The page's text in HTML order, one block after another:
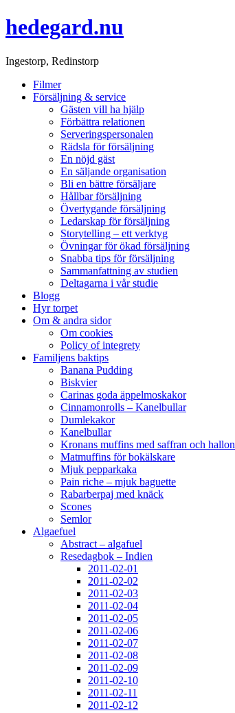
hedegard.nu
Ingestorp, Redinstorp
Filmer
Försäljning & service
Gästen vill ha hjälp
Förbättra relationen
Serveringspersonalen
Rädsla för försäljning
En nöjd gäst
En säljande organisation
Bli en bättre försäljare
Hållbar försäljning
Övertygande försäljning
Ledarskap för försäljning
Storytelling – ett verktyg
Övningar för ökad försäljning
Snabba tips för försäljning
Sammanfattning av studien
Deltagarna i vår studie
Blogg
Hyr torpet
Om & andra sidor
Om cookies
Policy of integrety
Familjens baktips
Banana Pudding
Biskvier
Carinas goda äppelmoskakor
Cinnamonrolls – Kanelbullar
Dumlekakor
Kanelbullar
Kronans muffins med saffran och hallon
Matmuffins för bokälskare
Mjuk pepparkaka
Pain riche – mjuk baguette
Rabarberpaj med knäck
Scones
Semlor
Algaefuel
Abstract – algafuel
Resedagbok – Indien
2011-02-01
2011-02-02
2011-02-03
2011-02-04
2011-02-05
2011-02-06
2011-02-07
2011-02-08
2011-02-09
2011-02-10
2011-02-11
2011-02-12